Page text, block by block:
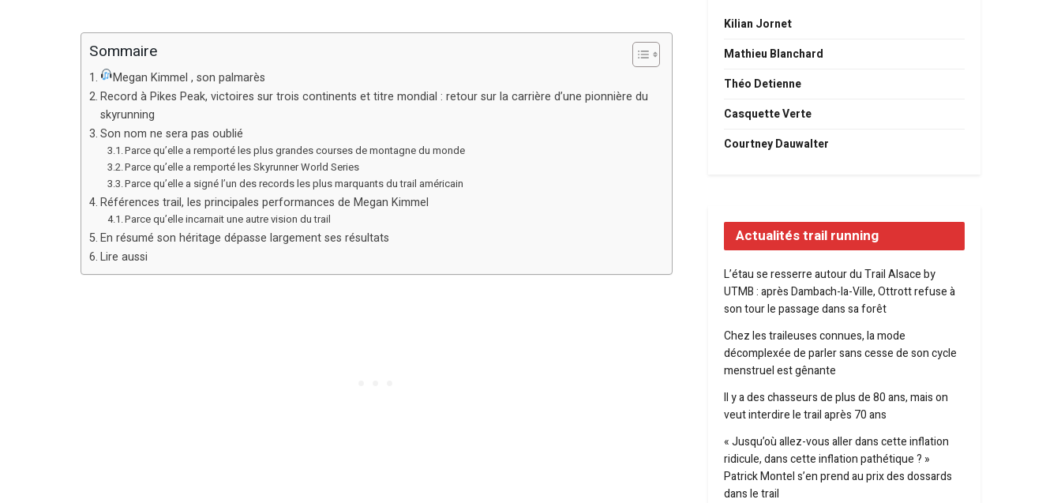
Sommaire
Megan Kimmel , son palmarès
Record à Pikes Peak, victoires sur trois continents et titre mondial : retour sur la carrière d’une pionnière du
skyrunning
Son nom ne sera pas oublié
Parce qu’elle a remporté les plus grandes courses de montagne du monde
Parce qu’elle a remporté les Skyrunner World Series
Parce qu’elle a signé l’un des records les plus marquants du trail américain
Références trail, les principales performances de Megan Kimmel
Parce qu’elle incarnait une autre vision du trail
En résumé son héritage dépasse largement ses résultats
Lire aussi
Kilian Jornet
Mathieu Blanchard
Théo Detienne
Casquette Verte
Courtney Dauwalter
Actualités trail running
L’étau se resserre autour du Trail Alsace by
UTMB : après Dambach-la-Ville, Ottrott refuse à
son tour le passage dans sa forêt
Chez les traileuses connues, la mode
décomplexée de parler sans cesse de son cycle
menstruel est gênante
Il y a des chasseurs de plus de 80 ans, mais on
veut interdire le trail après 70 ans
« Jusqu’où allez-vous aller dans cette inflation
ridicule, dans cette inflation pathétique ? »
Patrick Montel s’en prend au prix des dossards
dans le trail